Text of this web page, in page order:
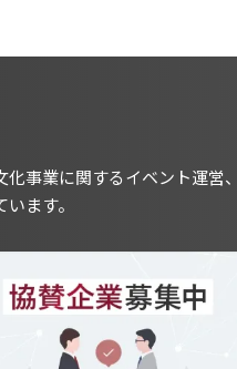
事業に関するイベント運営
ます。